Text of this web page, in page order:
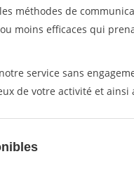
méthodes de
moins efficaces qui
service sans
de votre activité et ainsi